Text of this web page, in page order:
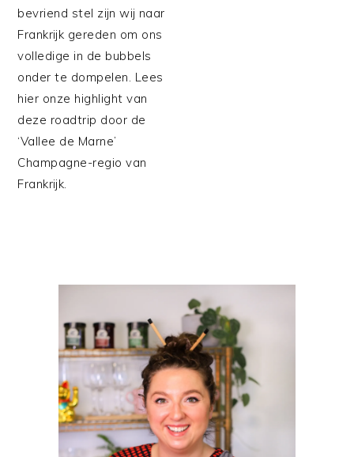
bevriend stel zijn wij naar
Frankrijk gereden om ons
volledige in de bubbels
onder te dompelen. Lees
hier onze highlight van
deze roadtrip door de
‘Vallee de Marne’
Champagne-regio van
Frankrijk.